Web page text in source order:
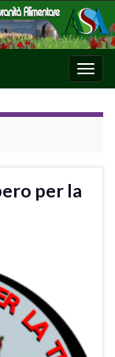
per la